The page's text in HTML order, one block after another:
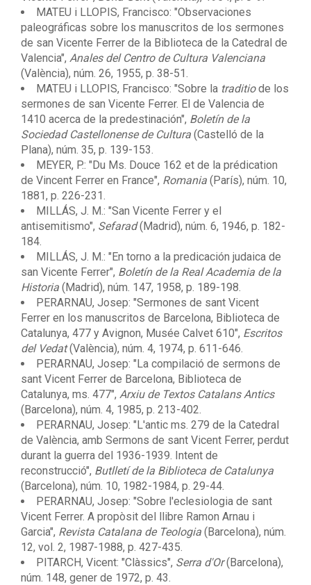
MATEU i LLOPIS, Francisco: "Observaciones
paleográficas sobre los manuscritos de los sermones
de san Vicente Ferrer de la Biblioteca de la Catedral de
Valencia", Anales del Centro de Cultura Valenciana
(València), núm. 26, 1955, p. 38-51.
MATEU i LLOPIS, Francisco: "Sobre la traditiode los
sermones de san Vicente Ferrer. El de Valencia de
1410 acerca de la predestinación", Boletín de la
Sociedad Castellonense de Cultura (Castelló de la
Plana), núm. 35, p. 139-153.
MEYER, P.: "Du Ms. Douce 162 et de la prédication
de Vincent Ferrer en France", Romania (París), núm. 10,
1881, p. 226-231.
MILLÁS, J. M.: "San Vicente Ferrer y el
antisemitismo", Sefarad(Madrid), núm. 6, 1946, p. 182-
184.
MILLÁS, J. M.: "En torno a la predicación judaica de
san Vicente Ferrer", Boletín de la Real Academia de la
Historia (Madrid), núm. 147, 1958, p. 189-198.
PERARNAU, Josep: "Sermones de sant Vicent
Ferrer en los manuscritos de Barcelona, Biblioteca de
Catalunya, 477 y Avignon, Musée Calvet 610", Escritos
del Vedat(València), núm. 4, 1974, p. 611-646.
PERARNAU, Josep: "La compilació de sermons de
sant Vicent Ferrer de Barcelona, Biblioteca de
Catalunya, ms. 477", Arxiu de Textos Catalans Antics
(Barcelona), núm. 4, 1985, p. 213-402.
PERARNAU, Josep: "L'antic ms. 279 de la Catedral
de València, amb Sermons de sant Vicent Ferrer, perdut
durant la guerra del 1936-1939. Intent de
reconstrucció", Butlletí de la Biblioteca de Catalunya
(Barcelona), núm. 10, 1982-1984, p. 29-44.
PERARNAU, Josep: "Sobre l'eclesiologia de sant
Vicent Ferrer. A propòsit del llibre Ramon Arnau i
Garcia", Revista Catalana de Teologia (Barcelona), núm.
12, vol. 2, 1987-1988, p. 427-435.
PITARCH, Vicent: "Clàssics", Serra d'Or(Barcelona),
núm. 148, gener de 1972, p. 43.